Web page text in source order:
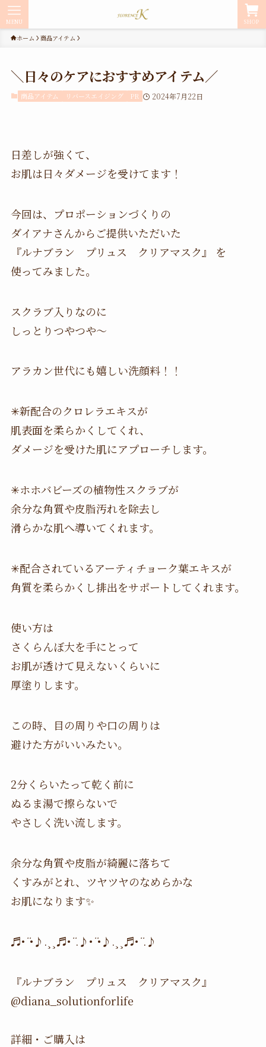
SHOP
MENU
ホーム 商品アイテム
＼日々のケアにおすすめアイテム／
商品アイテム リバースエイジング PR 2024年7月22日
日差しが強くて、
お肌は日々ダメージを受けてます！
今回は、プロポーションづくりの
ダイアナさんからご提供いただいた
『ルナブラン プリュス クリアマスク』 を
使ってみました。
スクラブ入りなのに
しっとりつやつや〜
アラカン世代にも嬉しい洗顔料！！
✳︎新配合のクロレラエキスが
肌表面を柔らかくしてくれ、
ダメージを受けた肌にアプローチします。
✳︎ホホバビーズの植物性スクラブが
余分な角質や皮脂汚れを除去し
滑らかな肌へ導いてくれます。
✳︎配合されているアーティチョーク葉エキスが
角質を柔らかくし排出をサポートしてくれます。
使い方は
さくらんぼ大を手にとって
お肌が透けて見えないくらいに
厚塗りします。
この時、目の周りや口の周りは
避けた方がいいみたい。
2分くらいたって乾く前に
ぬるま湯で擦らないで
やさしく洗い流します。
余分な角質や皮脂が綺麗に落ちて
くすみがとれ、ツヤツヤのなめらかな
お肌になります✨
♬•¨•♪.¸¸♬•¨.♪•¨•♪.¸¸♬•¨.♪
『ルナブラン プリュス クリアマスク』
@diana_solutionforlife
詳細・ご購入は